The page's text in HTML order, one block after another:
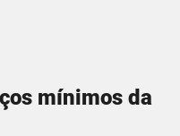
mínimos da